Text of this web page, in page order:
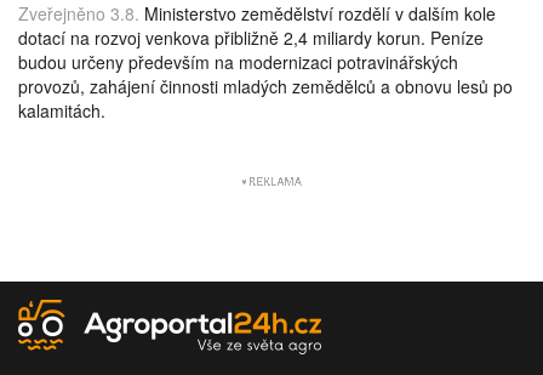
Zveřejněno 3.8. Ministerstvo zemědělství rozdělí v dalším kole
dotací na rozvoj venkova přibližně 2,4 miliardy korun. Peníze
budou určeny především na modernizaci potravinářských
provozů, zahájení činnosti mladých zemědělců a obnovu lesů po
kalamitách.